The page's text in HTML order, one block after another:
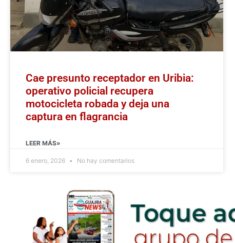
Cae presunto receptador en Uribia:
operativo policial recupera
motocicleta robada y deja una
captura en flagrancia
LEER MÁS»
6 enero, 2026 No hay comentarios